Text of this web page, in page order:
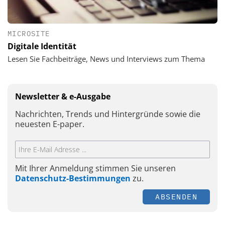
MICROSITE
Digitale Identität
Lesen Sie Fachbeiträge, News und Interviews zum Thema
Newsletter & e-Ausgabe
Nachrichten, Trends und Hintergründe sowie die
neuesten E-paper.
Mit Ihrer Anmeldung stimmen Sie unseren
Datenschutz-Bestimmungen zu.
ABSENDEN